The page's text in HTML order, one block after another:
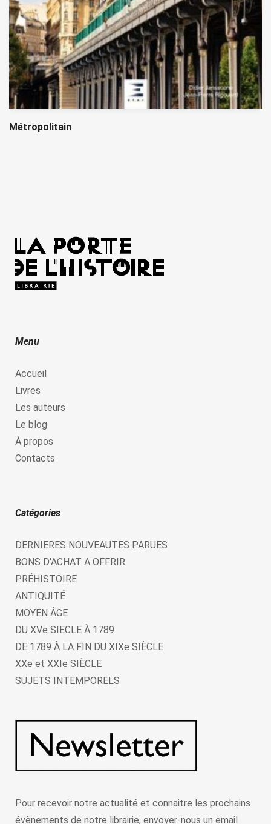
Métropolitain
Menu
Accueil
Livres
Les auteurs
Le blog
À propos
Contacts
Catégories
DERNIERES NOUVEAUTES PARUES
BONS D'ACHAT A OFFRIR
PRÉHISTOIRE
ANTIQUITÉ
MOYEN ÂGE
DU XVe SIECLE À 1789
DE 1789 À LA FIN DU XIXe SIÈCLE
XXe et XXIe SIÈCLE
SUJETS INTEMPORELS
Pour recevoir notre actualité et connaitre les prochains
évènements de notre librairie, envoyer-nous un email